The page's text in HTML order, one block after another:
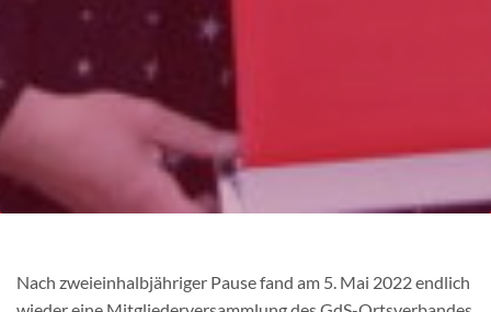
Nach zweieinhalbjähriger Pause fand am 5. Mai 2022 endlich